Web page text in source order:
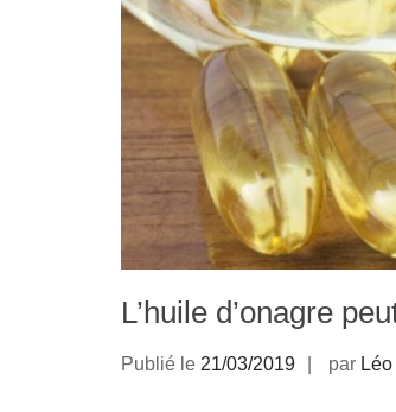
L’huile d’onagre
Publié le 21/03/2019 par